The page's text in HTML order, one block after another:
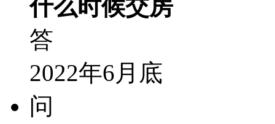
什么时候交房
答
2022年6月底
问